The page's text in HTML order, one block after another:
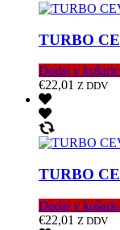
TURBO
Dodaj v
€22,01 Z DDV
TURBO
Dodaj v
€22,01 Z DDV